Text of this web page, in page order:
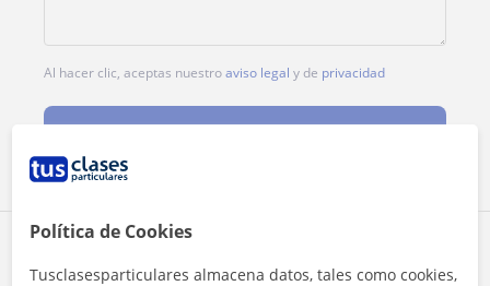
Al hacer clic, aceptas nuestroaviso legal y de privacidad
Política de Cookies
Tusclasesparticulares almacena datos, tales como cookies,